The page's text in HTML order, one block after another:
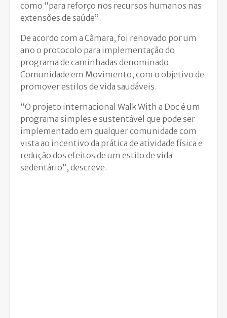
como “para reforço nos recursos humanos nas
extensões de saúde”.
De acordo com a Câmara, foi renovado por um
ano o protocolo para implementação do
programa de caminhadas denominado
Comunidade em Movimento, com o objetivo de
promover estilos de vida saudáveis.
“O projeto internacional Walk With a Doc é um
programa simples e sustentável que pode ser
implementado em qualquer comunidade com
vista ao incentivo da prática de atividade física e
redução dos efeitos de um estilo de vida
sedentário”, descreve.